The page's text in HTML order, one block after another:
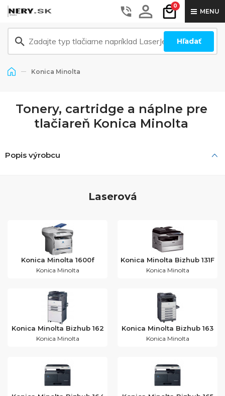
0
MENU
Hľadať
Konica Minolta
Tonery, cartridge a náplne pre
tlačiareň Konica Minolta
Popis výrobcu
Laserová
Konica Minolta 1600f
Konica Minolta
Konica Minolta Bizhub 131F
Konica Minolta
Konica Minolta Bizhub 162
Konica Minolta
Konica Minolta Bizhub 163
Konica Minolta